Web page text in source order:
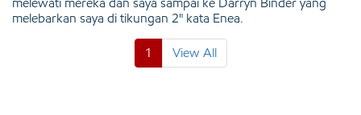
melebarkan saya di tikungan 2" kata Enea.
1 View All